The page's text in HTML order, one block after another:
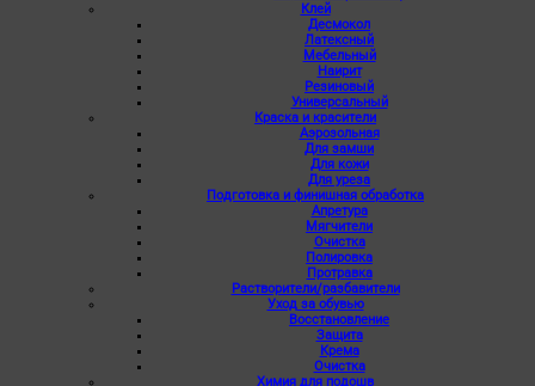
Клей
Десмокол
Латексный
Мебельный
Наирит
Резиновый
Универсальный
Краска и красители
Аэрозольная
Для замши
Для кожи
Для уреза
Подготовка и финишная обработка
Апретура
Мягчители
Очистка
Полировка
Протравка
Растворители/разбавители
Уход за обувью
Восстановление
Защита
Крема
Очистка
Химия для подошв